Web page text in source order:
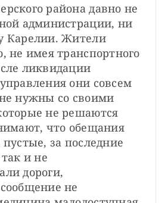
района давно не
администрации, ни
Карелии. Жители
не имея транспортного
ликвидации
они совсем
нужны со своими
не решаются
что обещания
за последние
и не
дороги,
не